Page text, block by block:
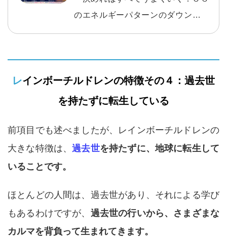
のエネルギーパターンのダウンロー
ド』
レインボーチルドレンの特徴その４：過去世
を持たずに転生している
前項目でも述べましたが、レインボーチルドレンの
大きな特徴は、過去世を持たずに、地球に転生して
いることです。
ほとんどの人間は、過去世があり、それによる学び
もあるわけですが、 過去世の行いから、さまざまな
カルマを背負って生まれてきます。